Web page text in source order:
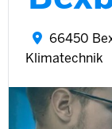
66450
Klimatechnik